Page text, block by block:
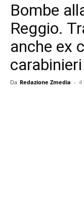
Bombe
Reggio.
anche ex
carabinieri
Da Redazione Zmedia - 4